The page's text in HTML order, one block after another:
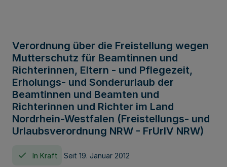
Verordnung über die Freistellung wegen
Mutterschutz für Beamtinnen und
Richterinnen, Eltern - und Pflegezeit,
Erholungs- und Sonderurlaub der
Beamtinnen und Beamten und
Richterinnen und Richter im Land
Nordrhein-Westfalen (Freistellungs- und
Urlaubsverordnung NRW - FrUrlV NRW)
In Kraft Seit 19. Januar 2012